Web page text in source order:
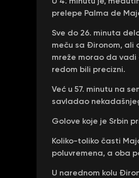
prelepe Palma de
Sve do 26. minuta
meču sa Đironom, ali
mreže morao da vadi
redom bili precizni.
Već u 57. minutu na
savladao
Golove koje je Srbin
Koliko-toliko časti
poluvremena, a oba
U narednom kolu